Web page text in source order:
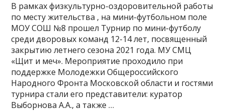
В рамках физкультурно-оздоровительной работы
по месту жительства , на мини-футбольном поле
МОУ СОШ №8 прошел Турнир по мини-футболу
среди дворовых команд 12-14 лет, посвященный
закрытию летнего сезона 2021 года. МУ СМЦ
«Щит и меч». Мероприятие проходило при
поддержке Молодежки Общероссийского
Народного Фронта Московской области и гостями
турнира стали его представители: куратор
Выборнова А.А., а также …